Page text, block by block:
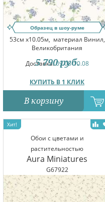
Образец в шоу-руме
53см x10.05м, материал Винил,
Великобритания
Доставка:09.08-10.08
КУПИТЬ В 1 КЛИК
5 790 руб.
В корзину
Обои с цветами и
растительностью
Aura Miniatures
G67922